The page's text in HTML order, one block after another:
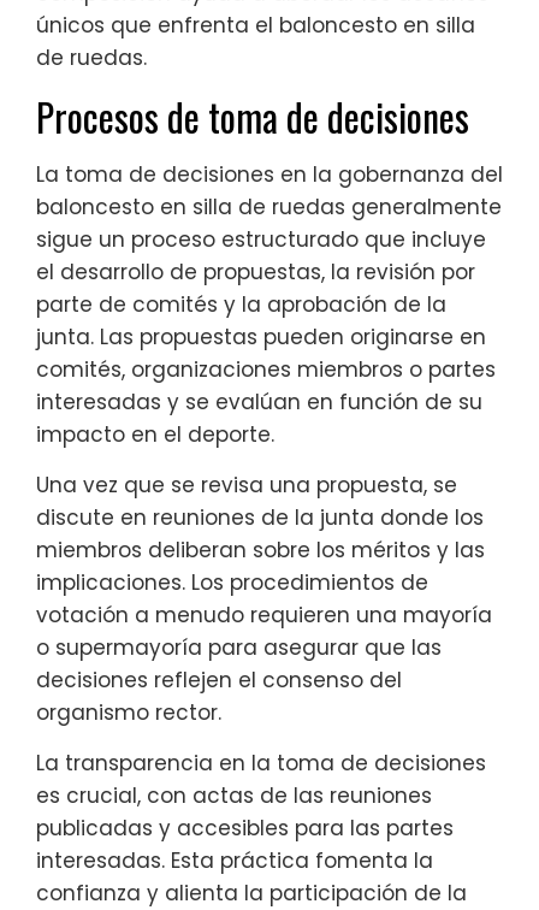
únicos que enfrenta el baloncesto en silla
de ruedas.
Procesos de toma de decisiones
La toma de decisiones en la gobernanza del
baloncesto en silla de ruedas generalmente
sigue un proceso estructurado que incluye
el desarrollo de propuestas, la revisión por
parte de comités y la aprobación de la
junta. Las propuestas pueden originarse en
comités, organizaciones miembros o partes
interesadas y se evalúan en función de su
impacto en el deporte.
Una vez que se revisa una propuesta, se
discute en reuniones de la junta donde los
miembros deliberan sobre los méritos y las
implicaciones. Los procedimientos de
votación a menudo requieren una mayoría
o supermayoría para asegurar que las
decisiones reflejen el consenso del
organismo rector.
La transparencia en la toma de decisiones
es crucial, con actas de las reuniones
publicadas y accesibles para las partes
interesadas. Esta práctica fomenta la
confianza y alienta la participación de la